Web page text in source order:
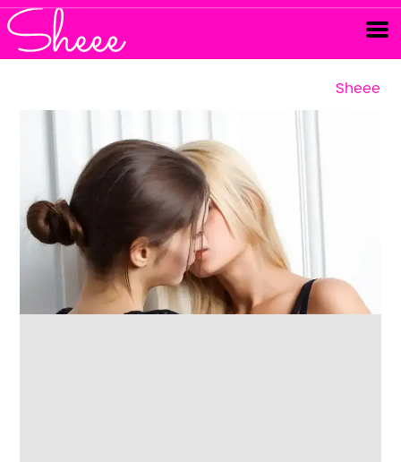
Sheee